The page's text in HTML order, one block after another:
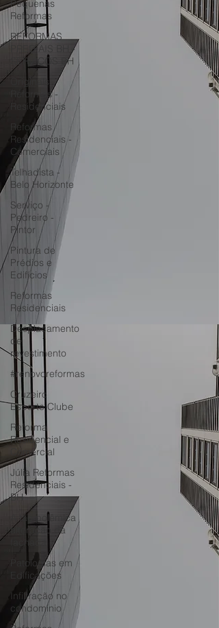
Pequenas
Reformas
REFORMAS
PREDIAIS BH -
SERVIÇOS BH
Originals
Reformas -
Residenciais
Reformas
Residenciais -
Comerciais
Telhadista -
Belo Horizonte
Serviço -
Pedreiro -
Pintor
Pintura de
Prédios e
Edifícios
Reformas
Residenciais
Desplacamento
de
revestimento
#renovoreformas
Cruzeiro
Esporte Clube
Reforma
Residencial e
Comercial
Júlia Reformas
Residenciais -
BH
A tão polêmica
alteração da
fachada
Patologias em
Edificações
Infiltração no
condomínio